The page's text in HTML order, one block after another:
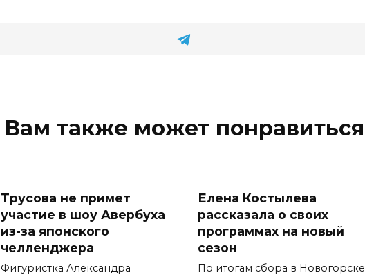
Вам также может понравиться
Трусова не примет
участие в шоу Авербуха
из-за японского
челленджера
Фигуристка Александра
Елена Костылева
рассказала о своих
программах на новый
сезон
По итогам сбора в Новогорске